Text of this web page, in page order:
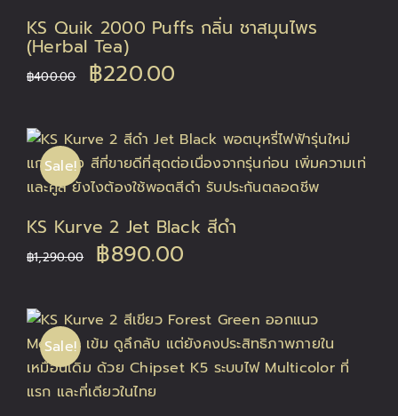
KS Quik 2000 Puffs กลิ่น ชาสมุนไพร
(Herbal Tea)
฿400.00
Original
was:
฿400.00.
฿220.00
is:
฿220.00.
Sale!
KS Kurve 2 Jet Black สีดำ
฿1,290.00
Original
was:
฿1,290.00.
฿890.00
is:
฿890.00.
Sale!